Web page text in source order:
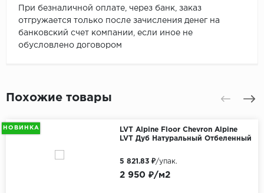
При безналичной оплате, через банк, заказ
отгружается только после зачисления денег на
банковский счет компании, если иное не
обусловлено договором
Похожие товары
НОВИНКА
LVT Alpine Floor Chevron Alpine
LVT Дуб Натуральный Отбеленный
2 950 ₽/м2
5 821.83 ₽/упак.